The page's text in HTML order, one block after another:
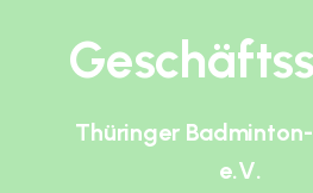
Thüringer
e.V.